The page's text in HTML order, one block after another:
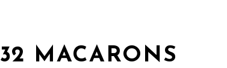
MACARONS